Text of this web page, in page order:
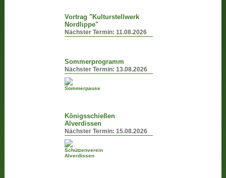
Vortrag "Kulturstellwerk
Nordlippe"
Nächster Termin:11.08.2026
Sommerprogramm
Nächster Termin:13.08.2026
Königsschießen
Alverdissen
Nächster Termin:15.08.2026